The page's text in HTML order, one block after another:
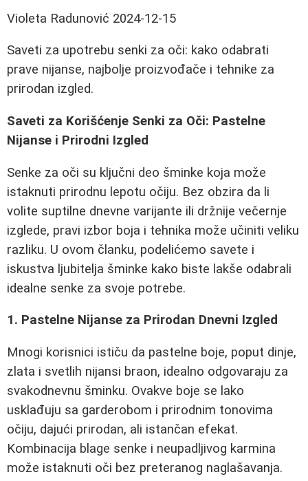
Violeta Radunović 2024-12-15
Saveti za upotrebu senki za oči: kako odabrati
prave nijanse, najbolje proizvođače i tehnike za
prirodan izgled.
Saveti za Korišćenje Senki za Oči: Pastelne
Nijanse i Prirodni Izgled
Senke za oči su ključni deo šminke koja može
istaknuti prirodnu lepotu očiju. Bez obzira da li
volite suptilne dnevne varijante ili držnije večernje
izglede, pravi izbor boja i tehnika može učiniti veliku
razliku. U ovom članku, podelićemo savete i
iskustva ljubitelja šminke kako biste lakše odabrali
idealne senke za svoje potrebe.
1. Pastelne Nijanse za Prirodan Dnevni Izgled
Mnogi korisnici ističu da pastelne boje, poput dinje,
zlata i svetlih nijansi braon, idealno odgovaraju za
svakodnevnu šminku. Ovakve boje se lako
usklađuju sa garderobom i prirodnim tonovima
očiju, dajući prirodan, ali istančan efekat.
Kombinacija blage senke i neupadljivog karmina
može istaknuti oči bez preteranog naglašavanja.